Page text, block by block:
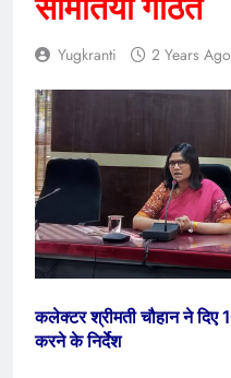
समितियाँ गठित
Yugkranti 2 Years Ago
कलेक्टर श्रीमती चौहान ने
करने के निर्देश